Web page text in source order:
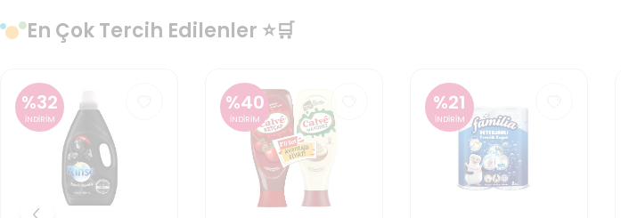
En Çok Tercih Edilenler ⭐🛒
%32
İNDİRİM
%40
İNDİRİM
%21
İNDİRİM